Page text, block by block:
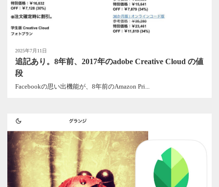
2025年7月11日
追記あり。8年前、2017年のadobe Creative Cloud の値
段
Facebookの思い出機能が、8年前のAmazon Pri...